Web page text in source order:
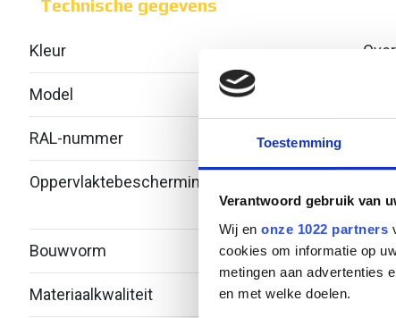
Toestemming
Verantwoord gebruik van
Wij en onze 1022 partners
cookies om informatie op
metingen aan advertenties
en met welke doelen.
Technische gegevens
Kleur
Model
RAL-nummer
Oppervlaktebescherming
Bouwvorm T-
Materiaalkwaliteit